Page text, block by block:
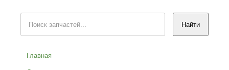
Главная